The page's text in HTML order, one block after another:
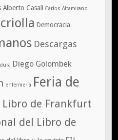
Alberto Casali Carlos Altamirano
Democracia
Descargas
Diego Golombek
enfermería Feria de
Libro de Frankfurt
del Libro de